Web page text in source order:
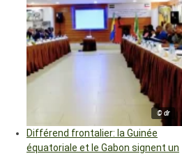
© dr
Différend frontalier: la Guinée
équatoriale et le Gabon signent un